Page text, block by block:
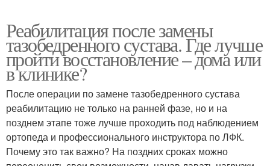
Реабилитация после замены
тазобедренного сустава. Где лучше
пройти восстановление – дома или
в клинике?
После операции по замене тазобедренного сустава
реабилитацию не только на ранней фазе, но и на
позднем этапе тоже лучше проходить под наблюдением
ортопеда и профессионального инструктора по ЛФК.
Почему это так важно? На поздних сроках можно